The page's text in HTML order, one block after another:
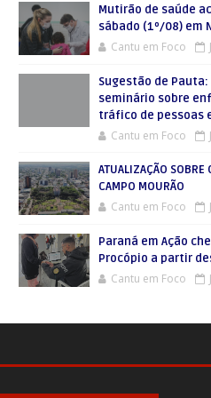
Mutirão de saúde
sábado (1º/08) em
Cantu em Foco
Sugestão de
seminário sobre
tráfico de pessoas
Cantu em Foco
ATUALIZAÇÃO SOBRE
CAMPO MOURÃO
Cantu em Foco
Paraná em Ação
Procópio a partir
Cantu em Foco